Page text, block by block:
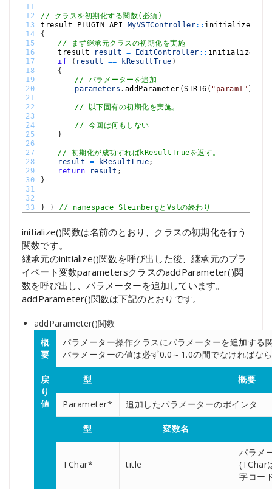
11
12
13
14
15
16
17
18
19
20
21
22
23
24
25
26
27
28
29
30
31
32
33
// クラスを初期化する関数(必須)
tresult
PLUGIN_API MyVSTController:: initialize
{
// まず継承元クラスの初期化を実施
tresult
result = EditController :: initialize
if
( result == kResultTrue )
{
// パラメーターを追加
parameters . addParameter (STR16 ( "param1" )
// 以下固有の初期化を実施。
// 今回は何もしない
}
// 初期化が成功すればkResultTrueを返す。
result
= kResultTrue;
return
result ;
}
} } // namespace SteinbergとVstの終わり
initialize()関数は名前のとおり、クラスの初期化を行う
関数です。
継承元のinitialize()関数を呼び出した後、継承元のプラ
イベート変数parametersクラスのaddParameter()関
数を呼び出し、パラメーターを追加しています。
addParameter()関数は下記のとおりです。
addParameter()関数
概
要
パラメーター操作クラスにパラメーターを追加する
パラメーターの値は必ず0.0～1.0の間でなければな
戻
り
値
型 概要
Parameter* 追加したパラメーターのポインタ
型 変数名
TChar* title
パラメ
(TChar
字コー